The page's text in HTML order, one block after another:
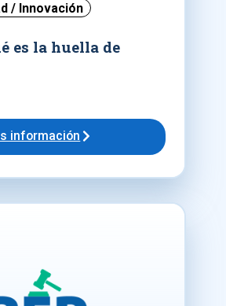
/ Innovación
es la huella de
información